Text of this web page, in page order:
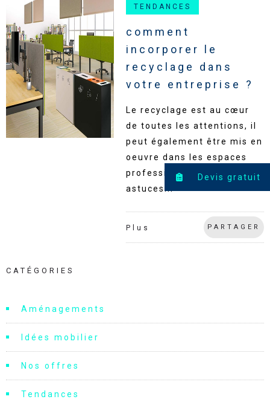
TENDANCES
comment
incorporer le
recyclage dans
votre entreprise ?
Le recyclage est au cœur
de toutes les attentions, il
peut également être mis en
oeuvre dans les espaces
professionnels. Voici nos
astuces...
Plus PARTAGER
CATÉGORIES
Aménagements
Idées mobilier
Nos offres
Tendances
Devis gratuit